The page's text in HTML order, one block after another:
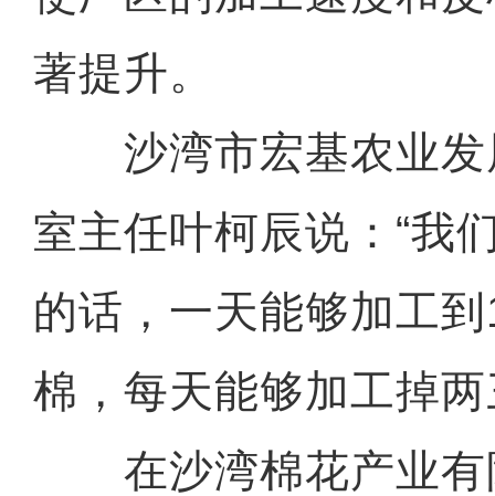
著提升。
沙湾市宏基农业发
室主任叶柯辰说：“我
的话，一天能够加工
棉，每天能够加工掉
在沙湾棉花产业有